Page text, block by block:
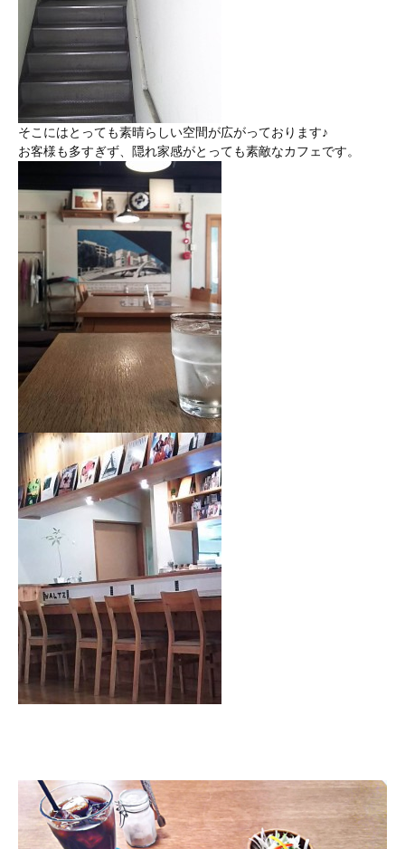
そこにはとっても素晴らしい空間が広がっております♪
お客様も多すぎず、隠れ家感がとっても素敵なカフェです。